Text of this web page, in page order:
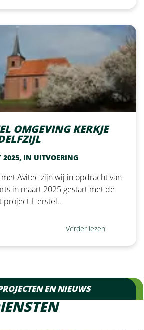
OMGEVING KERKJE
2025, IN UITVOERING
Avitec zijn wij in opdracht van
in maart 2025 gestart met de
project Herstel…
Verder lezen
EN NIEUWS